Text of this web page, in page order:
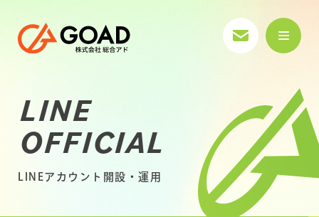
LINE
OFFICIAL
LINEアカウント開設・運用